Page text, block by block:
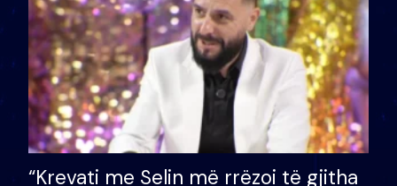
“Krevati me Selin më rrëzoi të gjitha